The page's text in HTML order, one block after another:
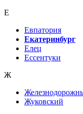
Е
Евпатория
Екатеринбург
Елец
Ессентуки
Ж
Жуковский